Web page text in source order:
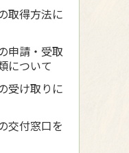
取得方法に
申請・受取
について
受け取りに
交付窓口を